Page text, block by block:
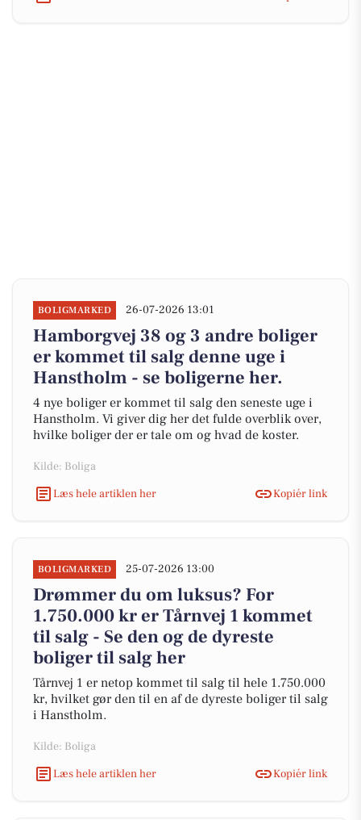
BOLIGMARKED 26-07-2026 13:01
Hamborgvej 38 og 3 andre boliger
er kommet til salg denne uge i
Hanstholm - se boligerne her.
4 nye boliger er kommet til salg den seneste uge i
Hanstholm. Vi giver dig her det fulde overblik over,
hvilke boliger der er tale om og hvad de koster.
Kilde: Boliga
Læs hele artiklen her
Kopiér link
BOLIGMARKED 25-07-2026 13:00
Drømmer du om luksus? For
1.750.000 kr er Tårnvej 1 kommet
til salg - Se den og de dyreste
boliger til salg her
Tårnvej 1 er netop kommet til salg til hele 1.750.000
kr, hvilket gør den til en af de dyreste boliger til salg
i Hanstholm.
Kilde: Boliga
Læs hele artiklen her
Kopiér link